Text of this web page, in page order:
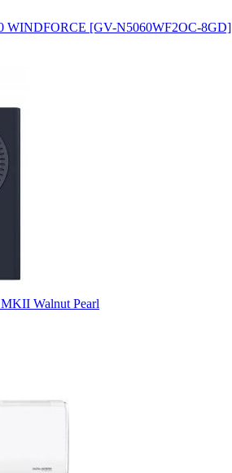
WINDFORCE [GV-N5060WF2OC-8GD]
Walnut Pearl